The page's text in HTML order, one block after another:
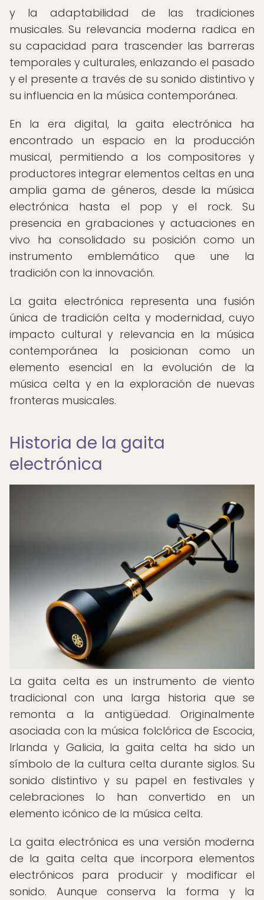
y la adaptabilidad de las tradiciones
musicales. Su relevancia moderna radica en
su capacidad para trascender las barreras
temporales y culturales, enlazando el pasado
y el presente a través de su sonido distintivo y
su influencia en la música contemporánea.
En la era digital, la gaita electrónica ha
encontrado un espacio en la producción
musical, permitiendo a los compositores y
productores integrar elementos celtas en una
amplia gama de géneros, desde la música
electrónica hasta el pop y el rock. Su
presencia en grabaciones y actuaciones en
vivo ha consolidado su posición como un
instrumento emblemático que une la
tradición con la innovación.
La gaita electrónica representa una fusión
única de tradición celta y modernidad, cuyo
impacto cultural y relevancia en la música
contemporánea la posicionan como un
elemento esencial en la evolución de la
música celta y en la exploración de nuevas
fronteras musicales.
Historia de la gaita
electrónica
La gaita celta es un instrumento de viento
tradicional con una larga historia que se
remonta a la antigüedad. Originalmente
asociada con la música folclórica de Escocia,
Irlanda y Galicia, la gaita celta ha sido un
símbolo de la cultura celta durante siglos. Su
sonido distintivo y su papel en festivales y
celebraciones lo han convertido en un
elemento icónico de la música celta.
La gaita electrónica es una versión moderna
de la gaita celta que incorpora elementos
electrónicos para producir y modificar el
sonido. Aunque conserva la forma y la